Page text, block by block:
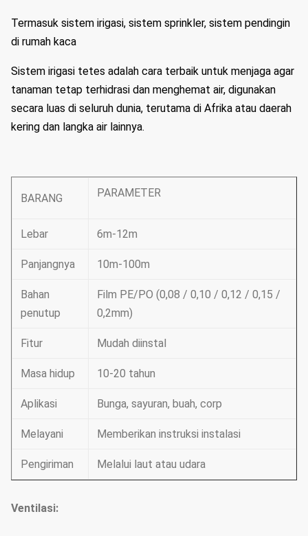
Termasuk sistem irigasi, sistem sprinkler, sistem pendingin
di rumah kaca
Sistem irigasi tetes adalah cara terbaik untuk menjaga agar
tanaman tetap terhidrasi dan menghemat air, digunakan
secara luas di seluruh dunia, terutama di Afrika atau daerah
kering dan langka air lainnya.
BARANG PARAMETER
Lebar 6m-12m
Panjangnya 10m-100m
Bahan
penutup
Film PE/PO (0,08 / 0,10 / 0,12 / 0,15 /
0,2mm)
Fitur Mudah diinstal
Masa hidup 10-20 tahun
Aplikasi Bunga, sayuran, buah, corp
Melayani Memberikan instruksi instalasi
Pengiriman Melalui laut atau udara
Ventilasi: